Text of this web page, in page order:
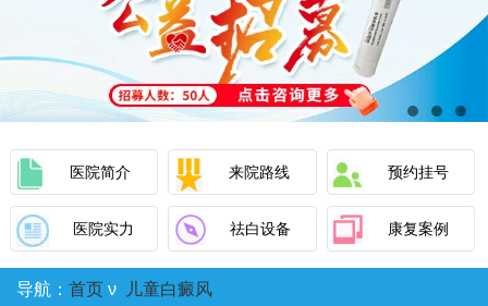
医院简介 来院路线 预约挂号
医院实力 祛白设备 康复案例
导航： 首页 ν 儿童白癜风